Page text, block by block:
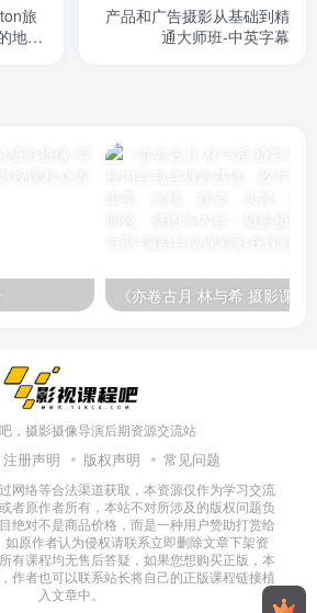
旅
地
产品和广告摄影从基础到精
通大师班-中英字幕
，摄影摄像导演后期资源交流站
注册声明 版权声明 常见问题
网络等合法渠道获取，本资源仅作为学习交流
者原作者所有，本站不对所涉及的版权问题负
绝对不是商品价格，而是一种用户赞助打赏给
原作者认为侵权请联系立即删除文章下架资
有课程均无售后答疑，如果您想购买正版，本
作者也可以联系站长将自己的正版课程链接植
入文章中。